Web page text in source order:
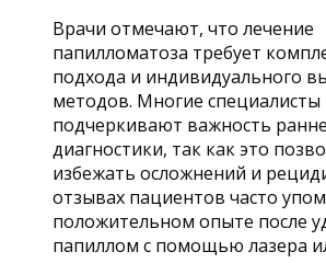
Врачи отмечают, что лечение
папилломатоза требует
подхода и индивидуального
методов. Многие специалисты
подчеркивают важность
диагностики, так как это
избежать осложнений и
отзывах пациентов часто
положительном опыте после
папиллом с помощью лазера